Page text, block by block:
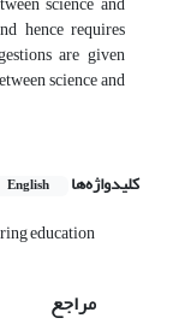
hence requires
are given
science and
کلیدواژه‌ها English
education
مراجع